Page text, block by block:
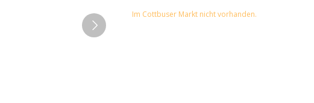
Im Cottbuser Markt nicht vorhanden.